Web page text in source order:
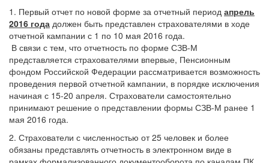
1. Первый отчет по новой форме за отчетный период апрель
2016 года должен быть представлен страхователями в ходе
отчетной кампании с 1 по 10 мая 2016 года.
В связи с тем, что отчетность по форме СЗВ-М
представляется страхователями впервые, Пенсионным
фондом Российской Федерации рассматривается возможность
проведения первой отчетной кампании, в порядке исключения
начиная с 15-20 апреля. Страхователи самостоятельно
принимают решение о представлении формы СЗВ-М ранее 1
мая 2016 года.
2. Страхователи с численностью от 25 человек и более
обязаны представлять отчетность в электронном виде в